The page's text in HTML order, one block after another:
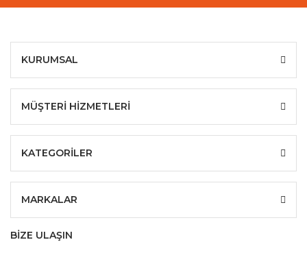
KURUMSAL
MÜŞTERİ HİZMETLERİ
KATEGORİLER
MARKALAR
BİZE ULAŞIN